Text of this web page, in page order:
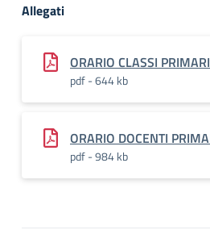
Allegati
ORARIO CLASSI
pdf - 644 kb
ORARIO DOCENTI
pdf - 984 kb